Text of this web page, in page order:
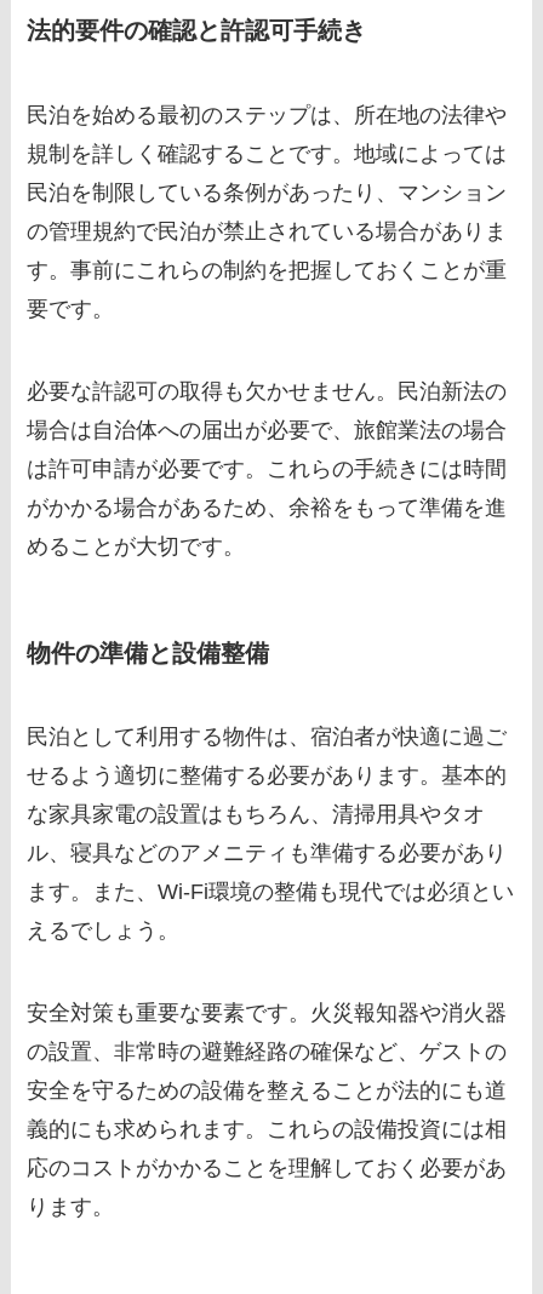
法的要件の確認と許認可手続き
民泊を始める最初のステップは、所在地の法律や
規制を詳しく確認することです。地域によっては
民泊を制限している条例があったり、マンション
の管理規約で民泊が禁止されている場合がありま
す。事前にこれらの制約を把握しておくことが重
要です。
必要な許認可の取得も欠かせません。民泊新法の
場合は自治体への届出が必要で、旅館業法の場合
は許可申請が必要です。これらの手続きには時間
がかかる場合があるため、余裕をもって準備を進
めることが大切です。
物件の準備と設備整備
民泊として利用する物件は、宿泊者が快適に過ご
せるよう適切に整備する必要があります。基本的
な家具家電の設置はもちろん、清掃用具やタオ
ル、寝具などのアメニティも準備する必要があり
ます。また、Wi-Fi環境の整備も現代では必須とい
えるでしょう。
安全対策も重要な要素です。火災報知器や消火器
の設置、非常時の避難経路の確保など、ゲストの
安全を守るための設備を整えることが法的にも道
義的にも求められます。これらの設備投資には相
応のコストがかかることを理解しておく必要があ
ります。